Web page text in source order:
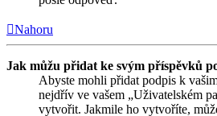
Nahoru
Jak můžu přidat ke svým příspěvků
Abyste mohli přidat podpis k
nejdřív ve vašem „Uživatelském
vytvořit. Jakmile ho vytvoříte,